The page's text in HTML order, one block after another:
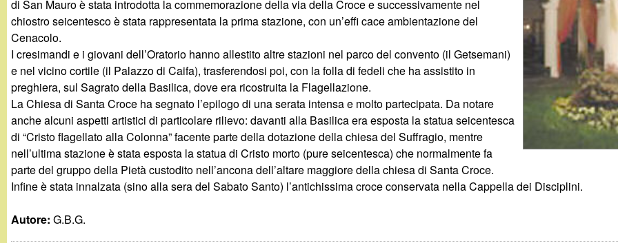
n
d
i
n
o
.
i
di San Mauro è stata introdotta la commemorazione della via della Croce e successivamente nel
chiostro seicentesco è stata rappresentata la prima stazione, con un’effi cace ambientazione del
Cenacolo.
I cresimandi e i giovani dell’Oratorio hanno allestito altre stazioni nel parco del convento (il Getsemani)
e nel vicino cortile (il Palazzo di Caifa), trasferendosi poi, con la folla di fedeli che ha assistito in
preghiera, sul Sagrato della Basilica, dove era ricostruita la Flagellazione.
La Chiesa di Santa Croce ha segnato l’epilogo di una serata intensa e molto partecipata. Da notare
anche alcuni aspetti artistici di particolare rilievo: davanti alla Basilica era esposta la statua seicentesca
di “Cristo flagellato alla Colonna” facente parte della dotazione della chiesa del Suffragio, mentre
nell’ultima stazione è stata esposta la statua di Cristo morto (pure seicentesca) che normalmente fa
parte del gruppo della Pietà custodito nell’ancona dell’altare maggiore della chiesa di Santa Croce.
Infine è stata innalzata (sino alla sera del Sabato Santo) l’antichissima croce conservata nella Cappella dei Disciplini.
Autore:G.B.G.